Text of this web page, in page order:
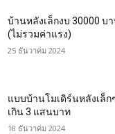
บ้านหลังเล็กงบ 30000 บ
(ไม่รวมค่าแรง)
25 ธันวาคม 2024
แบบบ้านโมเดิร์นหลังเล็
เกิน 3 แสนบาท
18 ธันวาคม 2024